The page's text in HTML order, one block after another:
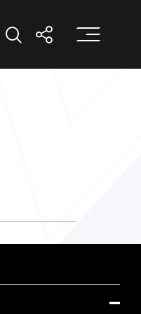
打开搜索打开分享打